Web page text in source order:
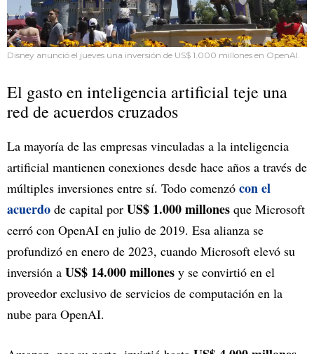
Disney anunció el jueves una inversión de US$ 1.000 millones en OpenAI.
El gasto en inteligencia artificial teje una
red de acuerdos cruzados
La mayoría de las empresas vinculadas a la inteligencia
artificial mantienen conexiones desde hace años a través de
múltiples inversiones entre sí. Todo comenzó con el
acuerdo de capital por US$ 1.000 millones que Microsoft
cerró con OpenAI en julio de 2019. Esa alianza se
profundizó en enero de 2023, cuando Microsoft elevó su
inversión a US$ 14.000 millones y se convirtió en el
proveedor exclusivo de servicios de computación en la
nube para OpenAI.